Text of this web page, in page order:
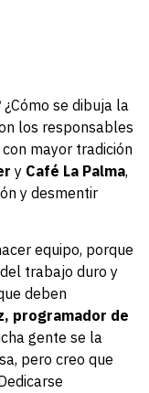
se dibuja la
los responsables
mayor tradición
y Café La Palma,
y desmentir
equipo, porque
trabajo duro y
deben
programador de
gente se la
pero creo que